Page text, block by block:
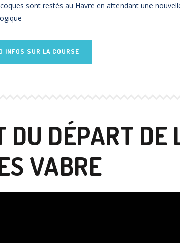
sont restés au Havre en attendant une
SUR LA COURSE
DU DÉPART DE
VABRE